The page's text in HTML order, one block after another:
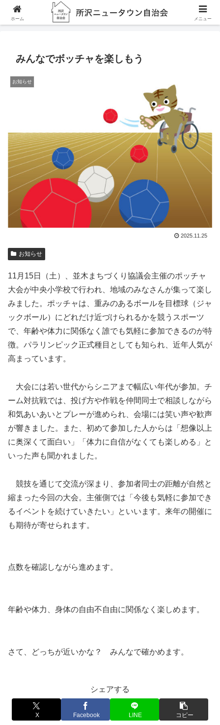
お知らせ みんなでボッチャを楽しもう
みんなでボッチャを楽しもう
お知らせ
2025.11.25
お知らせ
11月15日（土）、並木まちづくり協議会主催のポッチャ
大会が中央小学校で行われ、地域のみなさんが集って楽し
みました。ポッチャは、重みのあるボールを目標球（ジャ
ックボール）にどれだけ近づけられるかを競うスポーツ
で、年齢や体力に関係なく誰でも気軽に参加できるのが特
徴。パラリンピック正式種目としても知られ、近年人気が
高まっています。
大会には若い世代からシニアまで幅広い年代が参加。チ
ーム対抗戦では、投げ方や作戦を仲間同士で相談しながら
和気あいあいとプレーが進められ、会場には笑い声や歓声
が響きました。また、初めて参加した人からは「想像以上
に奥深くて面白い」「体力に自信がなくても楽しめる」と
いった声も聞かれました。
競技を通じて交流が深まり、参加者同士の距離が自然と
縮まった今回の大会。主催側では「今後も気軽に参加でき
るイベントを続けていきたい」といいます。来年の開催に
も期待が寄せられます。
点数を確認しながら進めます。
年齢や体力、身体の自由不自由に関係なく楽しめます。
さて、どっちが近いかな？ みんなで確かめます。
シェアする
X Facebook LINE コピー
ホーム メニュー